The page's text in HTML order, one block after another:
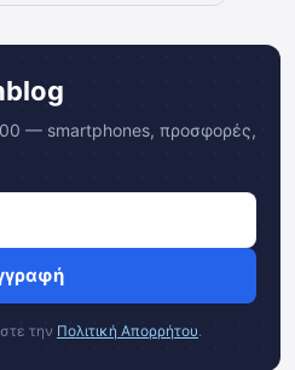
— smartphones, προσφορές,
την Πολιτική Απορρήτου.